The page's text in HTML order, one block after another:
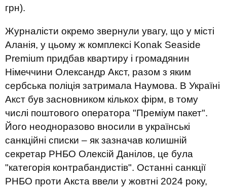
грн).
Журналісти окремо звернули увагу, що у місті
Аланія, у цьому ж комплексі Konak Seaside
Premium придбав квартиру і громадянин
Німеччини Олександр Акст, разом з яким
сербська поліція затримала Наумова. В Україні
Акст був засновником кількох фірм, в тому
числі поштового оператора "Преміум пакет".
Його неодноразово вносили в українські
санкційні списки – як зазначав колишній
секретар РНБО Олексій Данілов, це була
"категорія контрабандистів". Останні санкції
РНБО проти Акста ввели у жовтні 2024 року,